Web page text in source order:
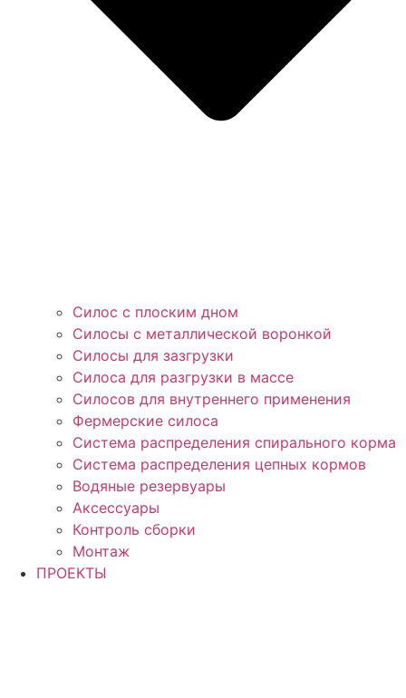
Силос с плоским дном
Силосы с металлической воронкой
Силосы для зазгрузки
Силоса для разгрузки в массе
Силосов для внутреннего применения
Фермерские силоса
Система распределения спирального корма
Система распределения цепных кормов
Водяные резервуары
Аксессуары
Контроль сборки
Монтаж
ПРОЕКТЫ